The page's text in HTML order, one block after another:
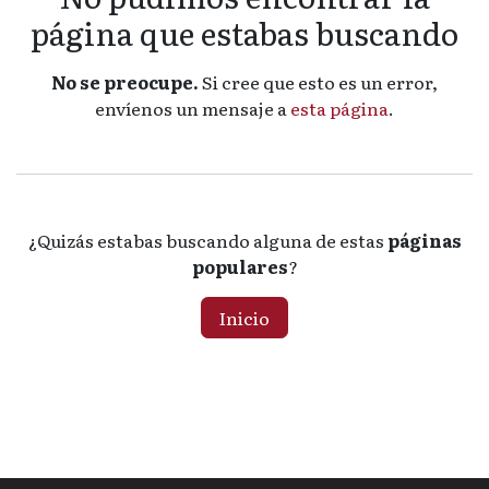
página que estabas buscando
No se preocupe.Si cree que esto es un error,
envíenos un mensaje aesta página.
¿Quizás estabas buscando alguna de estas páginas
populares?
Inicio